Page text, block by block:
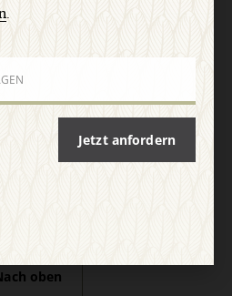
Abo online kündigen
oben
.
Jetzt anfordern